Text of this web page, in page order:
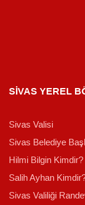
SİVAS YEREL
Sivas Valisi
Sivas Belediye
Hilmi Bilgin Kimdir?
Salih Ayhan
Sivas Valiliği